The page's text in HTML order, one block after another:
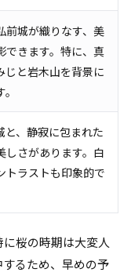
前城が織りなす、美
できます。特に、真
じと岩木山を背景に
と、静寂に包まれた
しさがあります。白
トラストも印象的で
桜の時期は大変人
るため、早めの予